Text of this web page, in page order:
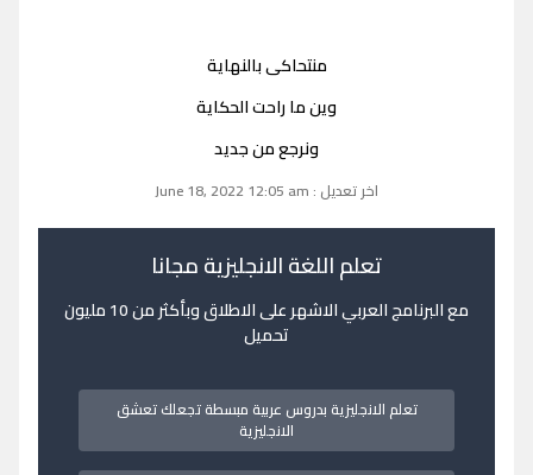
منتحاكى بالنهاية
وين ما راحت الحكاية
ونرجع من جديد
اخر تعديل : June 18, 2022 12:05 am
تعلم اللغة الانجليزية مجانا
مع البرنامج العربي الاشهر على الاطلاق وبأكثر من 10 مليون
تحميل
تعلم الانجليزية بدروس عربية مبسطة تجعلك تعشق
الانجليزية